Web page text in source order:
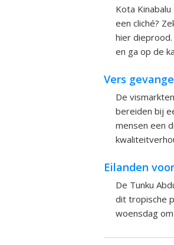
Kota
een cliché?
hier
en ga op de
Vers
De
bereiden bij
mensen een
Eilanden
De Tunku
dit tropische
woensdag